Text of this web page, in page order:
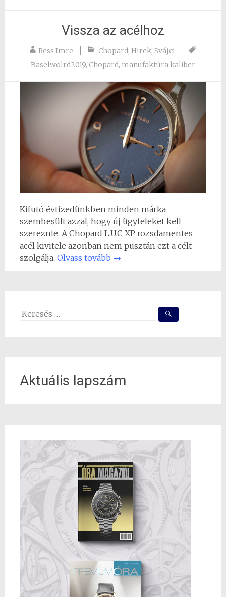
Vissza az acélhoz
Ress Imre Chopard,Hirek,Svájci
Baselwolrd2019, Chopard, manufaktúra kaliber
Kifutó évtizedünkben minden márka
szembesült azzal, hogy új ügyfeleket kell
szereznie. A Chopard L.U.C XP rozsdamentes
acél kivitele azonban nem pusztán ezt a célt
szolgálja. Olvass tovább →
Search
Aktuális lapszám